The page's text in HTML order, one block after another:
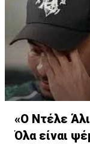
«Ο Ντέλε
Όλα είναι